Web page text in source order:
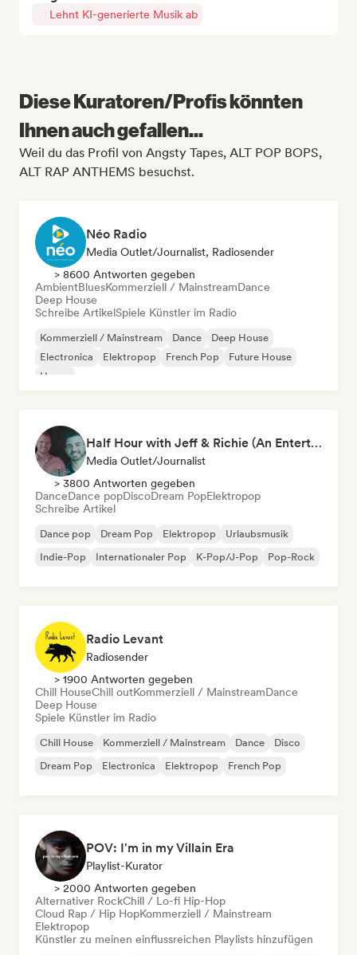
Lehnt KI-generierte Musik ab
Diese Kuratoren/Profis könnten
Ihnen auch gefallen...
Weil du das Profil von Angsty Tapes, ALT POP BOPS,
ALT RAP ANTHEMS besuchst.
Néo Radio
Media Outlet/Journalist, Radiosender
> 8600 Antworten gegeben
AmbientBluesKommerziell / MainstreamDance
Deep House
Schreibe ArtikelSpiele Künstler im Radio
Kommerziell / Mainstream Dance
Deep House
Electronica
Elektropop French Pop
Future House
House
Half Hour with Jeff & Richie (An Entertainment Podcast)
Media Outlet/Journalist
> 3800 Antworten gegeben
DanceDance popDiscoDream PopElektropop
Schreibe Artikel
Dance pop Dream Pop Elektropop
Urlaubsmusik
Indie-Pop
Internationaler Pop K-Pop/J-Pop Pop-Rock
Radio Levant
Radiosender
> 1900 Antworten gegeben
Chill HouseChill outKommerziell / MainstreamDance
Deep House
Spiele Künstler im Radio
Chill House Kommerziell / Mainstream Dance
Disco
Dream Pop
Electronica Elektropop French Pop
POV: I'm in my Villain Era
Playlist-Kurator
> 2000 Antworten gegeben
Alternativer RockChill / Lo-fi Hip-Hop
Cloud Rap / Hip HopKommerziell / Mainstream
Elektropop
Künstler zu meinen einflussreichen Playlists hinzufügen